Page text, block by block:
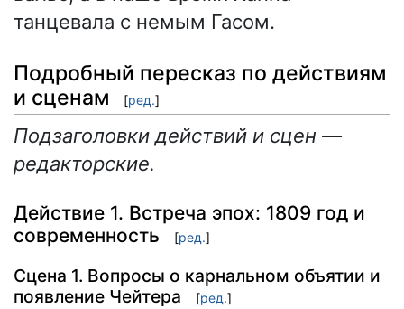
танцевала с немым Гасом.
Подробный пересказ по действиям
и сценам
[ред.]
Подзаголовки действий и сцен —
редакторские.
Действие 1. Встреча эпох: 1809 год и
современность
[ред.]
Сцена 1. Вопросы о карнальном объятии и
появление Чейтера
[ред.]